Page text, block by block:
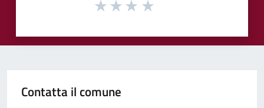
Contatta il comune